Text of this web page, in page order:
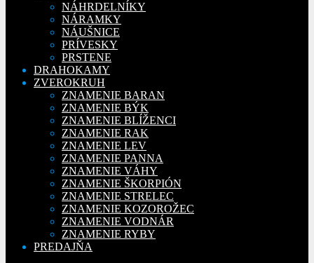
NÁHRDELNÍKY
NÁRAMKY
NÁUŠNICE
PRÍVESKY
PRSTENE
DRAHOKAMY
ZVEROKRUH
ZNAMENIE BARAN
ZNAMENIE BÝK
ZNAMENIE BLÍŽENCI
ZNAMENIE RAK
ZNAMENIE LEV
ZNAMENIE PANNA
ZNAMENIE VÁHY
ZNAMENIE ŠKORPIÓN
ZNAMENIE STRELEC
ZNAMENIE KOZOROŽEC
ZNAMENIE VODNÁR
ZNAMENIE RYBY
PREDAJŇA